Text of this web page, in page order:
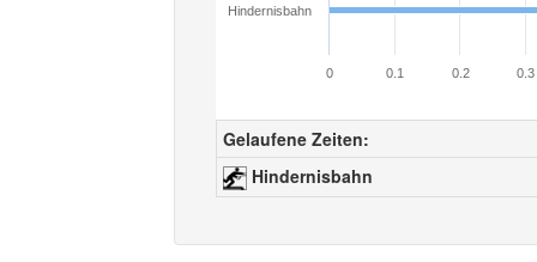
Hindernisbahn
0 0.1 0.2 0.3
Gelaufene Zeiten:
Hindernisbahn